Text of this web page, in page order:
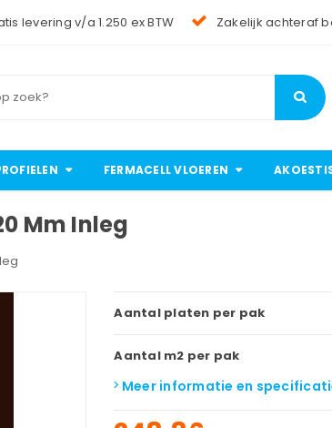
levering v/a 1.250 ex BTW Zakelijk achteraf
FERMACELL VLOEREN
Mm Inleg
Aantal platen per pak
Aantal m2 per pak
Meer informatie en